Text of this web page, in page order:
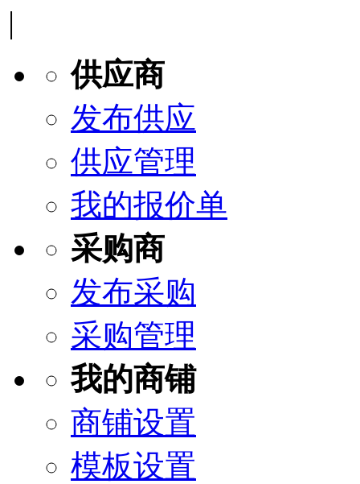
|
供应商
发布供应
供应管理
我的报价单
采购商
发布采购
采购管理
我的商铺
商铺设置
模板设置